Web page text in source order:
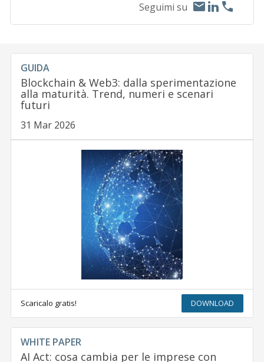
Seguimi su
GUIDA
Blockchain & Web3: dalla sperimentazione
alla maturità. Trend, numeri e scenari
futuri
31 Mar 2026
Scaricalo gratis! DOWNLOAD
WHITE PAPER
AI Act: cosa cambia per le imprese con